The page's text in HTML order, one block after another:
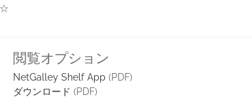
☆
閲覧オプション
NetGalley Shelf App (PDF)
ダウンロード (PDF)